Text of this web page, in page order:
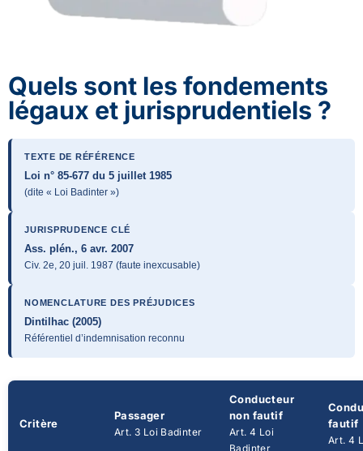
Quels sont les fondements
légaux et jurisprudentiels ?
TEXTE DE RÉFÉRENCE
Loi n° 85-677 du 5 juillet 1985
(dite « Loi Badinter »)
JURISPRUDENCE CLÉ
Ass. plén., 6 avr. 2007
Civ. 2e, 20 juil. 1987 (faute inexcusable)
NOMENCLATURE DES PRÉJUDICES
Dintilhac (2005)
Référentiel d’indemnisation reconnu
Critère
Passager
Art. 3 Loi Badinter
Conducteur
non fautif
Art. 4 Loi
Badinter
fautif
Art. 4